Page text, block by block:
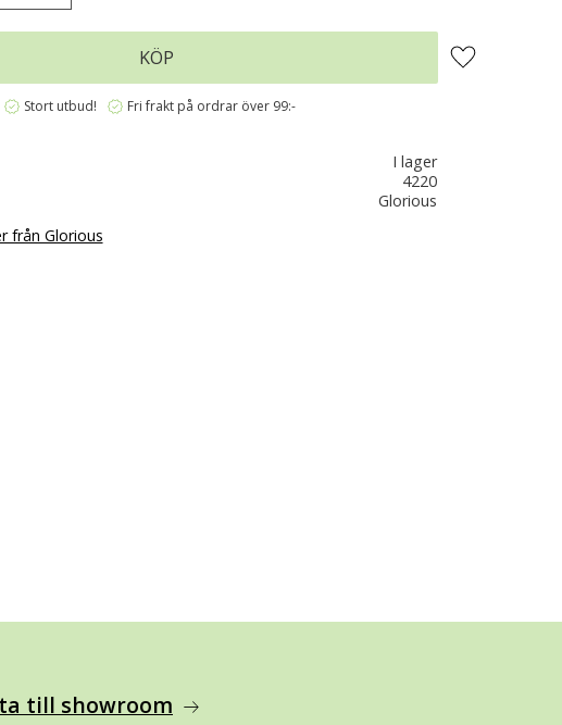
KÖP Lägg till i
verified Stort utbud! verified Fri frakt på ordrar över 99:-
I lager
4220
Glorious
från Glorious
till showroom arrow_right_alt